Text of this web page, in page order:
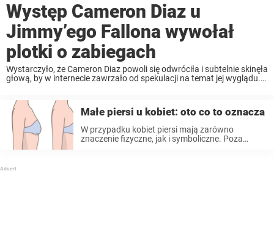
Występ Cameron Diaz u
Jimmy’ego Fallona wywołał
plotki o zabiegach
Wystarczyło, że Cameron Diaz powoli się odwróciła i subtelnie skinęła
głową, by w internecie zawrzało od spekulacji na temat jej wyglądu.
Małe piersi u kobiet: oto co to oznacza
W przypadku kobiet piersi mają zarówno
znaczenie fizyczne, jak i symboliczne. Poza